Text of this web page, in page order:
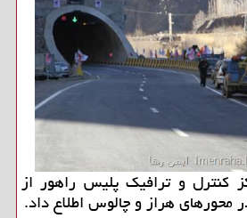
كنترل و ترافیك پلیس راهور از
محورهای هراز و چالوس اطلاع داد.